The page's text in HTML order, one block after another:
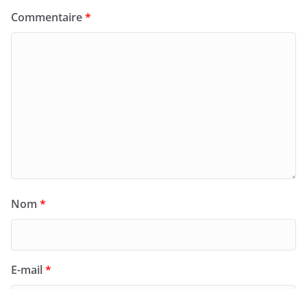
Commentaire*
Nom *
E-mail*